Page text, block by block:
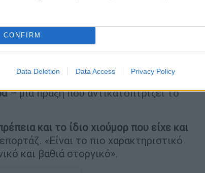
CONFIRM
Data Deletion Data Access Privacy Policy
της θα καλύψει το σύνολο των
ενώ μέρος του ποσού θα διατεθεί
– μια πράξη που αντικατοπτρίζει το
και το ίδιο χιούμορ που είχε και
«Είναι το πιο χαρακτηριστικό
και βαθιά στοργικό».